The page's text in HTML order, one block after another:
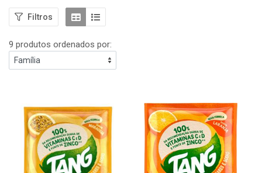
Filtros
9 produtos ordenados por: